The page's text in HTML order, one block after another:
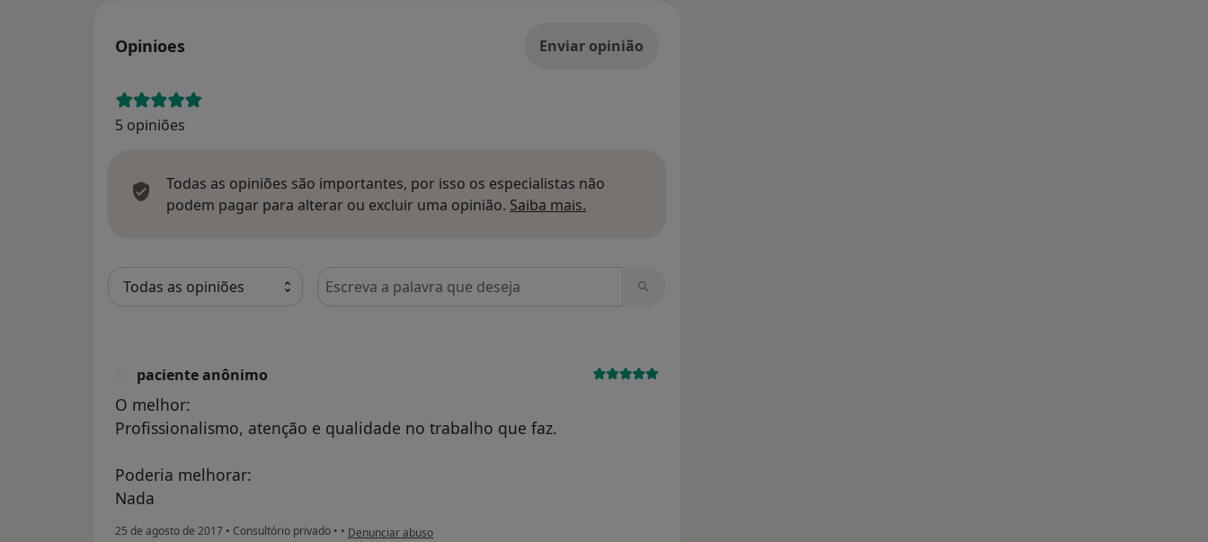
Opinioes Enviar opinião
5 opiniões
Todas as opiniões são importantes, por isso os especialistas não
podem pagar para alterar ou excluir uma opinião. Saiba mais.
Pesquisar em opiniões
paciente anônimo
O melhor:
Profissionalismo, atenção e qualidade no trabalho que faz.
Poderia melhorar:
Nada
25 de agosto de 2017 • Consultório privado • • na opinião do utilizador paciente anônimo
Denunciar abuso